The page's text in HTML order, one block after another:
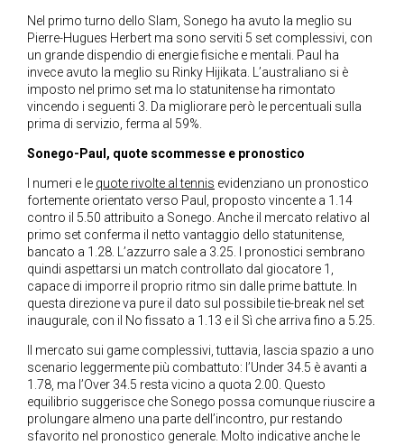
Nel primo turno dello Slam, Sonego ha avuto la meglio su
Pierre-Hugues Herbert ma sono serviti 5 set complessivi, con
un grande dispendio di energie fisiche e mentali. Paul ha
invece avuto la meglio su Rinky Hijikata. L’australiano si è
imposto nel primo set ma lo statunitense ha rimontato
vincendo i seguenti 3. Da migliorare però le percentuali sulla
prima di servizio, ferma al 59%.
Sonego-Paul, quote scommesse e pronostico
I numeri e le quote rivolte al tennis evidenziano un pronostico
fortemente orientato verso Paul, proposto vincente a 1.14
contro il 5.50 attribuito a Sonego. Anche il mercato relativo al
primo set conferma il netto vantaggio dello statunitense,
bancato a 1.28. L’azzurro sale a 3.25. I pronostici sembrano
quindi aspettarsi un match controllato dal giocatore 1,
capace di imporre il proprio ritmo sin dalle prime battute. In
questa direzione va pure il dato sul possibile tie-break nel set
inaugurale, con il No fissato a 1.13 e il Sì che arriva fino a 5.25.
Il mercato sui game complessivi, tuttavia, lascia spazio a uno
scenario leggermente più combattuto: l’Under 34.5 è avanti a
1.78, ma l’Over 34.5 resta vicino a quota 2.00. Questo
equilibrio suggerisce che Sonego possa comunque riuscire a
prolungare almeno una parte dell’incontro, pur restando
sfavorito nel pronostico generale. Molto indicative anche le